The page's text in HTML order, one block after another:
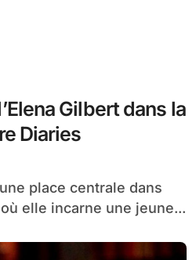
Gilbert dans la
Diaries
elle incarne une jeune...